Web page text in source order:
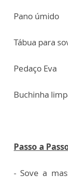
Pano úmido
Tábua para
Pedaço Eva
Buchinha
Passo a
- Sove a